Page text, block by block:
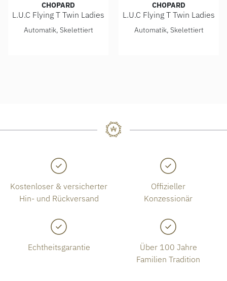
CHOPARD
L.U.C Flying T Twin Ladies
Chopard L.U.C Flying T Twin Ladies, Ref: 131981-5001
Automatik, Skelettiert
CHOPARD
L.U.C Flying T Twin Ladies
Chopard L.U.C Flying T
Automatik, Skelettiert
Kostenloser & versicherter
Hin- und Rückversand
Offizieller
Konzessionär
Echtheitsgarantie
Über 100 Jahre
Familien Tradition